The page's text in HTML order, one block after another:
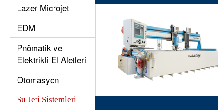
Lazer Microjet
EDM
Pnömatik ve
Elektrikli El Aletleri
Otomasyon
Su Jeti Sistemleri